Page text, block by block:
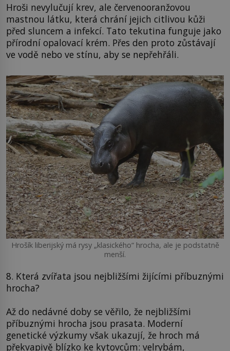
Hroši nevylučují krev, ale červenooranžovou
mastnou látku, která chrání jejich citlivou kůži
před sluncem a infekcí. Tato tekutina funguje jako
přírodní opalovací krém. Přes den proto zůstávají
ve vodě nebo ve stínu, aby se nepřehřáli.
Hrošík liberijský má rysy „klasického“ hrocha, ale je podstatně
menší.
8. Která zvířata jsou nejbližšími žijícími příbuznými
hrocha?
Až do nedávné doby se věřilo, že nejbližšími
příbuznými hrocha jsou prasata. Moderní
genetické výzkumy však ukazují, že hroch má
překvapivě blízko ke kytovcům: velrybám,